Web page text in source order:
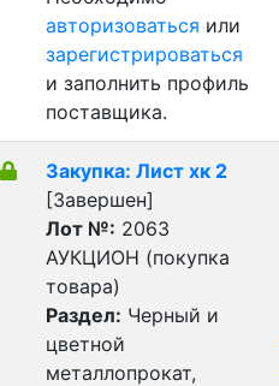
авторизоваться или
зарегистрироваться
и заполнить профиль
поставщика.
Закупка: Лист хк 2
[Завершен]
Лот №: 2063
АУКЦИОН (покупка
товара)
Раздел: Черный и
цветной
металлопрокат,